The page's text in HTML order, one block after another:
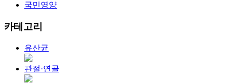
국민영양
카테고리
유산균
관절·연골